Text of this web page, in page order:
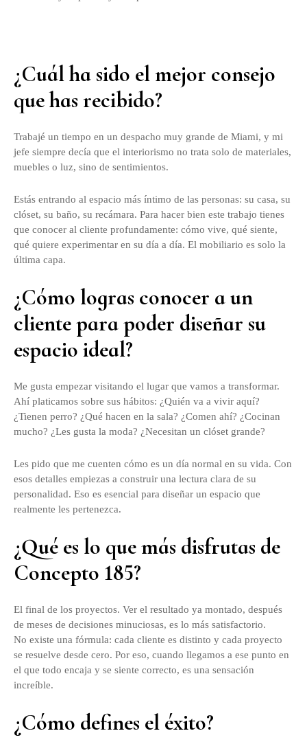
¿Cuál ha sido el mejor consejo
que has recibido?
Trabajé un tiempo en un despacho muy grande de Miami, y mi
jefe siempre decía que el interiorismo no trata solo de materiales,
muebles o luz, sino de sentimientos.
Estás entrando al espacio más íntimo de las personas: su casa, su
clóset, su baño, su recámara. Para hacer bien este trabajo tienes
que conocer al cliente profundamente: cómo vive, qué siente,
qué quiere experimentar en su día a día. El mobiliario es solo la
última capa.
¿Cómo logras conocer a un
cliente para poder diseñar su
espacio ideal?
Me gusta empezar visitando el lugar que vamos a transformar.
Ahí platicamos sobre sus hábitos: ¿Quién va a vivir aquí?
¿Tienen perro? ¿Qué hacen en la sala? ¿Comen ahí? ¿Cocinan
mucho? ¿Les gusta la moda? ¿Necesitan un clóset grande?
Les pido que me cuenten cómo es un día normal en su vida. Con
esos detalles empiezas a construir una lectura clara de su
personalidad. Eso es esencial para diseñar un espacio que
realmente les pertenezca.
¿Qué es lo que más disfrutas de
Concepto 185?
El final de los proyectos. Ver el resultado ya montado, después
de meses de decisiones minuciosas, es lo más satisfactorio.
No existe una fórmula: cada cliente es distinto y cada proyecto
se resuelve desde cero. Por eso, cuando llegamos a ese punto en
el que todo encaja y se siente correcto, es una sensación
increíble.
¿Cómo defines el éxito?